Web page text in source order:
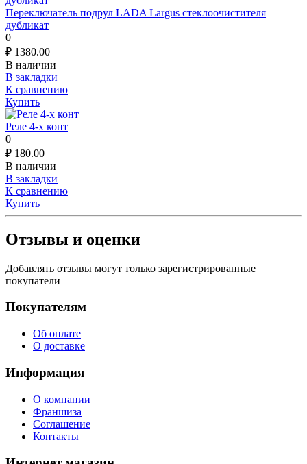
Переключатель подрул LADA Largus стеклоочистителя
дубликат
0
₽ 1380.00
В наличии
В закладки
К сравнению
Купить
Реле 4-х конт
0
₽ 180.00
В наличии
В закладки
К сравнению
Купить
Отзывы и оценки
Добавлять отзывы могут только зарегистрированные
покупатели
Покупателям
Об оплате
О доставке
Информация
О компании
Франшиза
Соглашение
Контакты